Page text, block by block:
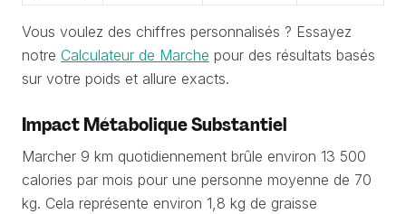
Vous voulez des chiffres personnalisés ? Essayez
notre Calculateur de Marche pour des résultats basés
sur votre poids et allure exacts.
Impact Métabolique Substantiel
Marcher 9 km quotidiennement brûle environ 13 500
calories par mois pour une personne moyenne de 70
kg. Cela représente environ 1,8 kg de graisse